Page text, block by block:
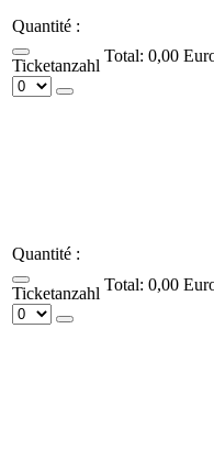
Quantité :
Ticketanzahl
0,00
Quantité :
Ticketanzahl 0,00